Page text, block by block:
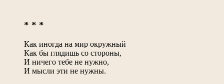
* * *
Как иногда на мир окружный
Как бы глядишь со стороны,
И ничего тебе не нужно,
И мысли эти не нужны.